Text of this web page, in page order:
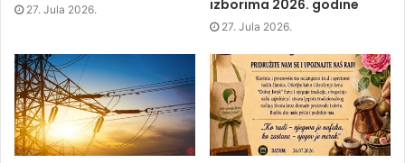
n
n
i
n
d
o
w
)
n
e
n
d
o
w
)
i
d
o
w
)
27. Jula 2026.
izborima 2026. godine
27. Jula 2026.